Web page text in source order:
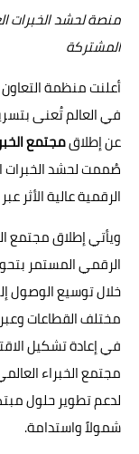
منصة لحشد الخبرات
المشتركة
أعلنت منظمة
في العالم تُعنى
عن إطلاقمجتمع
صُممت لحشد الخبرات
الرقمية عالية الأثر
ويأتي إطلاق مجتمع
الرقمي المستمر
خلال توسيع الوصول
مختلف القطاعات
في إعادة تشكيل
مجتمع الخبراء
لدعم تطوير حلول
شمولاً واستدامة.